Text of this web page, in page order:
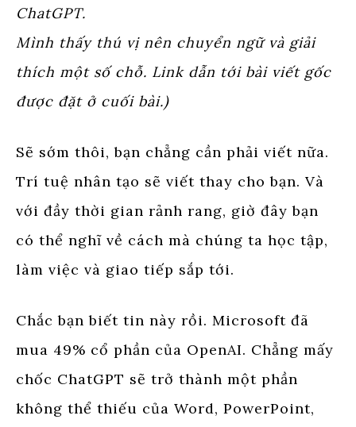
ChatGPT.
Mình thấy thú vị nên chuyển ngữ và giải
thích một số chỗ. Link dẫn tới bài viết gốc
được đặt ở cuối bài.)
Sẽ sớm thôi, bạn chẳng cần phải viết nữa.
Trí tuệ nhân tạo sẽ viết thay cho bạn. Và
với đầy thời gian rảnh rang, giờ đây bạn
có thể nghĩ về cách mà chúng ta học tập,
làm việc và giao tiếp sắp tới.
Chắc bạn biết tin này rồi. Microsoft đã
mua 49% cổ phần của OpenAI. Chẳng mấy
chốc ChatGPT sẽ trở thành một phần
không thể thiếu của Word, PowerPoint,